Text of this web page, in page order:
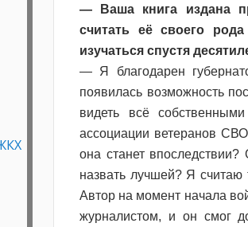
— Ваша книга издана
считать её своего
изучаться спустя
— Я благодарен
появилась возможность
видеть всё
ассоциации ветеранов
она станет
назвать лучшей? Я
Автор на момент начала
журналистом, и он смог